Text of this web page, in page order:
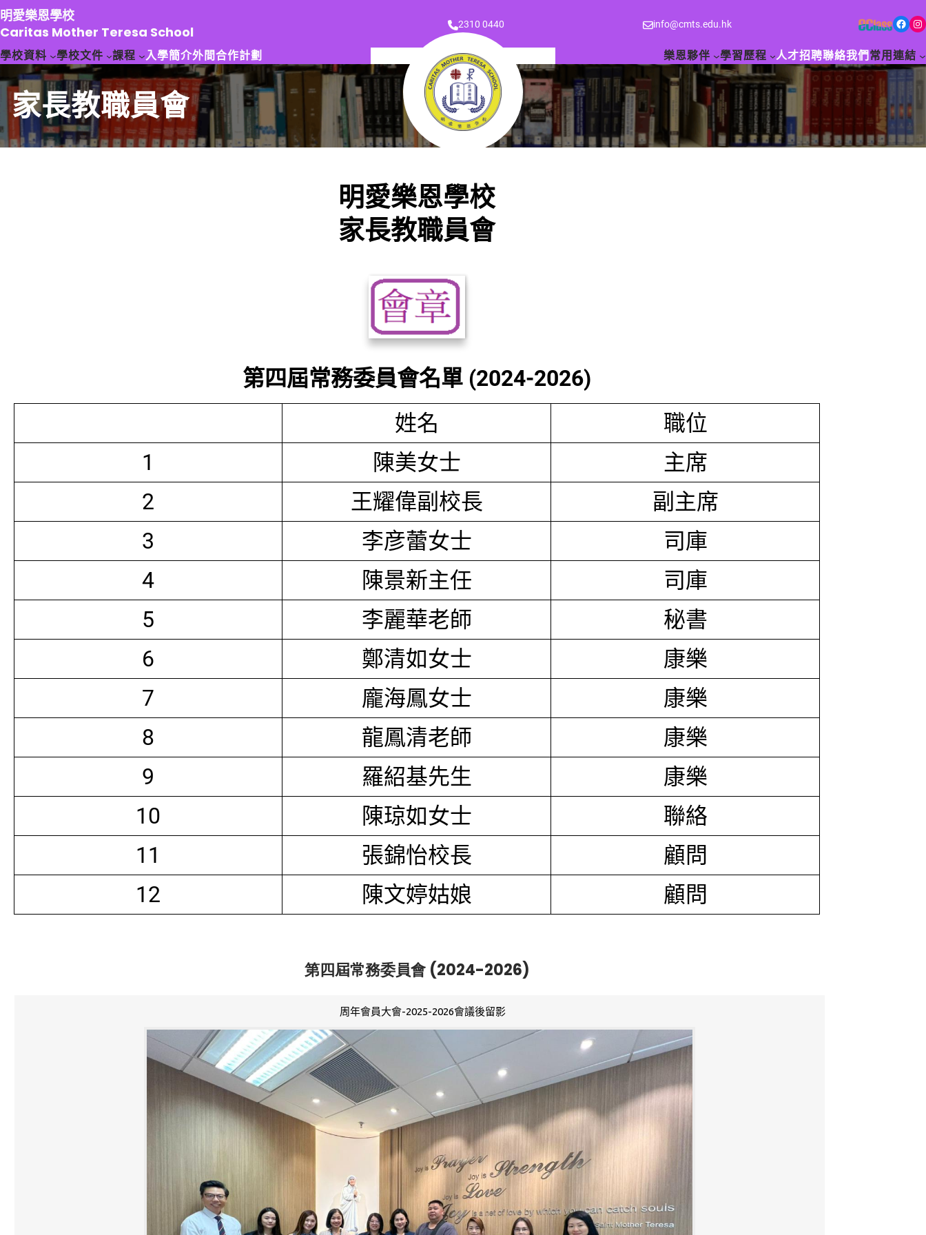
跳
至
主
要
容
明愛樂恩學校
Caritas Mother Teresa School
2310 0440 info@cmts.edu.hk Facebook Instagram
學校資料 學校文件 課程 入學簡介外間合作計劃 樂恩夥伴 學習歷程 人才招聘聯絡我們 常用連結
家長教職員會
明愛樂恩學校
家長教職員會
第四屆常務委員會名單 (2024-2026)
姓名
職位
1
陳美女士
主席
2
王耀偉副校長
副主席
3
李彦蕾女士
司庫
4
陳景新主任
司庫
5
李麗華老師
秘書
6
鄭清如女士
康樂
7
龐海鳳女士
康樂
8
龍鳳清老師
康樂
9
羅紹基先生
康樂
10
陳琼如女士
聯絡
11
張錦怡校長
顧問
12
陳文婷姑娘 顧問
第四屆常務委員會 (2024-2026)
周年會員大會-2025-2026會議後留影